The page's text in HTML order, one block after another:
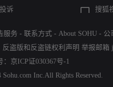
诉
搜狐
服务 - 联系方式 - About SOHU - 公
反盗版和反盗链权利声明 举报邮箱
京ICP证030367号-1
Inc.All Rights Reserved.